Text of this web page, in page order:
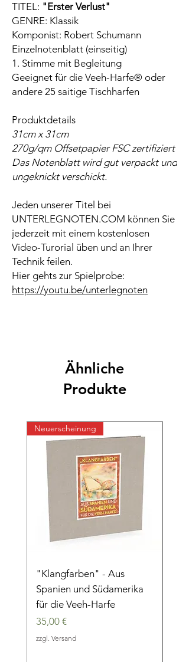
TITEL: "Erster Verlust"
GENRE: Klassik
Komponist: Robert Schumann
Einzelnotenblatt (einseitig)
1. Stimme mit Begleitung
Geeignet für die Veeh-Harfe® oder
andere 25 saitige Tischharfen
Produktdetails
31cm x 31cm
270g/qm Offsetpapier FSC zertifiziert
Das Notenblatt wird gut verpackt und
ungeknickt verschickt.
Jeden unserer Titel bei
UNTERLEGNOTEN.COM können Sie
jederzeit mit einem kostenlosen
Video-Turorial üben und an Ihrer
Technik feilen.
Hier gehts zur Spielprobe:
https://youtu.be/unterlegnoten
Ähnliche
Produkte
Neuerscheinung
"Klangfarben" - Aus
Spanien und Südamerika
für die Veeh-Harfe
Preis
35,00 €
zzgl. Versand